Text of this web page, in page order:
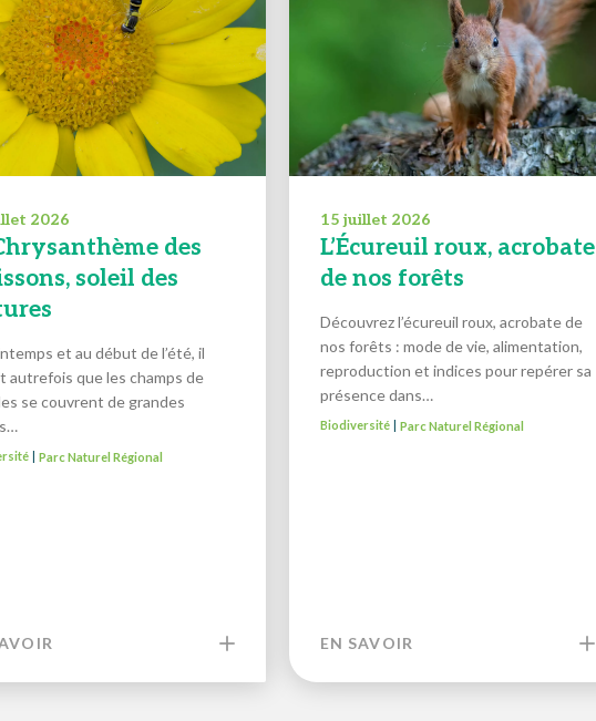
2026
des
soleil des
et au début de l’été, il
autrefois que les champs de
se couvrent de grandes
|Parc Naturel Régional
15 juillet 2026
L’Écureuil roux, acrobate
de nos forêts
Découvrez l’écureuil roux, acrobate de
nos forêts : mode de vie, alimentation,
reproduction et indices pour repérer sa
présence dans…
Biodiversité| Parc Naturel Régional
EN SAVOIR